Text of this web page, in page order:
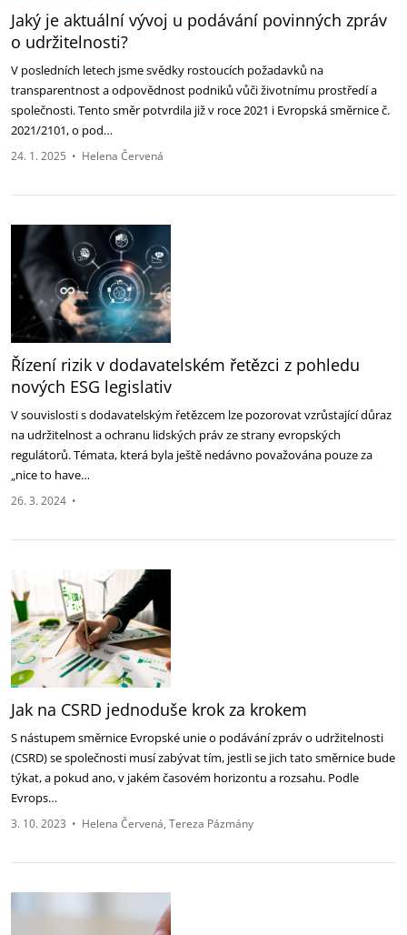
Jaký je aktuální vývoj u podávání povinných zpráv
o udržitelnosti?
V posledních letech jsme svědky rostoucích požadavků na
transparentnost a odpovědnost podniků vůči životnímu prostředí a
společnosti. Tento směr potvrdila již v roce 2021 i Evropská směrnice č.
2021/2101, o pod…
24. 1. 2025 • Helena Červená
Řízení rizik v dodavatelském řetězci z pohledu
nových ESG legislativ
V souvislosti s dodavatelským řetězcem lze pozorovat vzrůstající důraz
na udržitelnost a ochranu lidských práv ze strany evropských
regulátorů. Témata, která byla ještě nedávno považována pouze za
„nice to have…
26. 3. 2024 •
Jak na CSRD jednoduše krok za krokem
S nástupem směrnice Evropské unie o podávání zpráv o udržitelnosti
(CSRD) se společnosti musí zabývat tím, jestli se jich tato směrnice bude
týkat, a pokud ano, v jakém časovém horizontu a rozsahu. Podle
Evrops…
3. 10. 2023 • Helena Červená Tereza Pázmány